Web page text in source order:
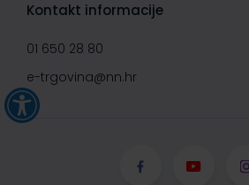
Kontakt informacije
01 650 28 80
e-trgovina@nn.hr